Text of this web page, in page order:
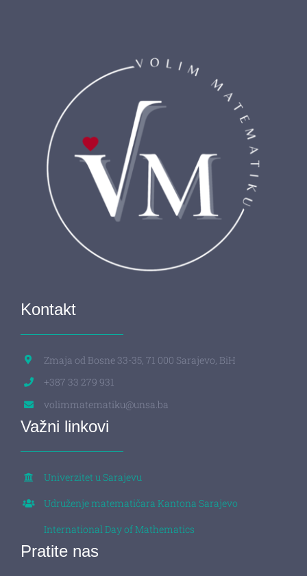
Kontakt
Zmaja od Bosne 33-35, 71 000 Sarajevo, BiH
+387 33 279 931
volimmatematiku@unsa.ba
Važni linkovi
Univerzitet u Sarajevu
Udruženje matematičara Kantona Sarajevo
International Day of Mathematics
Pratite nas